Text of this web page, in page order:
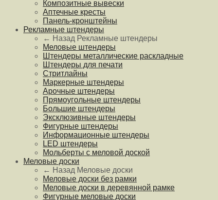
Композитные вывески
Аптечные кресты
Панель-кронштейны
Рекламные штендеры
← Назад Рекламные штендеры
Меловые штендеры
Штендеры металлические раскладные
Штендеры для печати
Стритлайны
Маркерные штендеры
Арочные штендеры
Прямоугольные штендеры
Большие штендеры
Эксклюзивные штендеры
Фигурные штендеры
Информационные штендеры
LED штендеры
Мольберты с меловой доской
Меловые доски
← Назад Меловые доски
Меловые доски без рамки
Меловые доски в деревянной рамке
Фигурные меловые доски